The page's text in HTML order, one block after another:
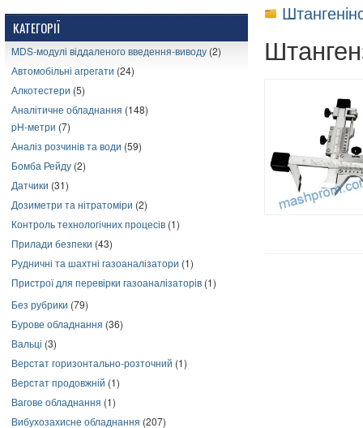
КАТЕГОРІЇ
MDS-модулі віддаленого введення-виводу (2)
Автомобільні агрегати (24)
Алкотестери (5)
Аналітичне обладнання (148)
pH-метри (7)
Аналіз розчинів та води (59)
Бомба Рейду (2)
Датчики (31)
Дозиметри та нітратоміри (2)
Контроль технологічних процесів (1)
Прилади безпеки (43)
Рудничні та шахтні газоаналізатори (1)
Пристрої для перевірки газоаналізаторів (1)
Без рубрики (79)
Бурове обладнання (36)
Вальці (3)
Верстат горизонтально-розточний (1)
Верстат продовжній (1)
Вагове обладнання (1)
Вибухозахисне обладнання (207)